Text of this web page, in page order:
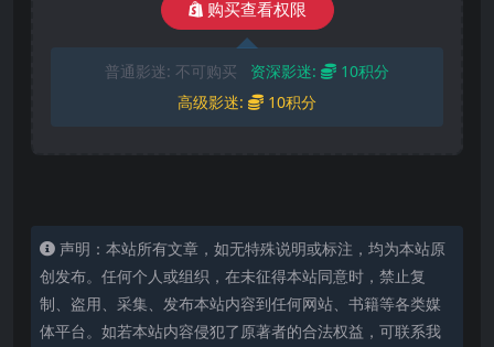
购买查看权限
普通影迷: 不可购买 资深影迷:
10积分
高级影迷:
10积分
声明：本站所有文章，如无特殊说明或标注，均为本站原
创发布。任何个人或组织，在未征得本站同意时，禁止复
制、盗用、采集、发布本站内容到任何网站、书籍等各类媒
体平台。如若本站内容侵犯了原著者的合法权益，可联系我